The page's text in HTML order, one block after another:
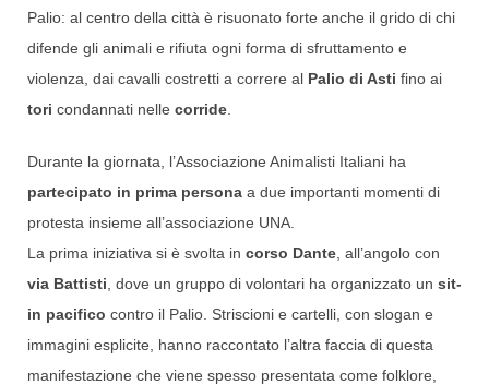
Palio: al centro della città è risuonato forte anche il grido di chi
difende gli animali e rifiuta ogni forma di sfruttamento e
violenza, dai cavalli costretti a correre al Palio di Asti fino ai
tori condannati nelle corride
Durante la giornata, l’Associazione Animalisti Italiani ha
partecipato in prima persona a due importanti momenti di
protesta insieme all’associazione UNA.
La prima iniziativa si è svolta in corso Dante , all’angolo con
via Battisti , dove un gruppo di volontari ha organizzato un sit-
in pacifico contro il Palio. Striscioni e cartelli, con slogan e
immagini esplicite, hanno raccontato l’altra faccia di questa
manifestazione che viene spesso presentata come folklore,